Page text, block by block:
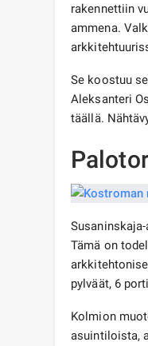
rakennettiin
ammena.
Se koostuu
Aleksanteri
täällä.
Tämä on
pylväät, 6
Kolmion
asuintiloista,